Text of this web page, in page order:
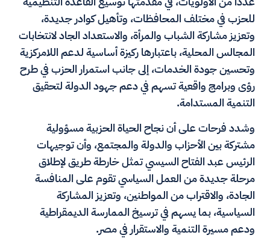
للحزب في مختلف المحافظات، وتأهيل كوادر جديدة،
وتعزيز مشاركة الشباب والمرأة، والاستعداد الجاد لانتخابات
المجالس المحلية، باعتبارها ركيزة أساسية لدعم اللامركزية
وتحسين جودة الخدمات، إلى جانب استمرار الحزب في طرح
رؤى وبرامج واقعية تسهم في دعم جهود الدولة لتحقيق
التنمية المستدامة.
وشدد فرحات على أن نجاح الحياة الحزبية مسؤولية
مشتركة بين الأحزاب والدولة والمجتمع، وأن توجيهات
الرئيس عبد الفتاح السيسي تمثل خارطة طريق لإطلاق
مرحلة جديدة من العمل السياسي تقوم على المنافسة
الجادة، والاقتراب من المواطنين، وتعزيز المشاركة
السياسية، بما يسهم في ترسيخ الممارسة الديمقراطية
ودعم مسيرة التنمية والاستقرار في مصر.